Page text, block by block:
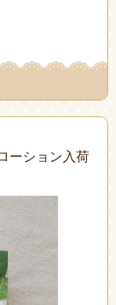
ーション入荷